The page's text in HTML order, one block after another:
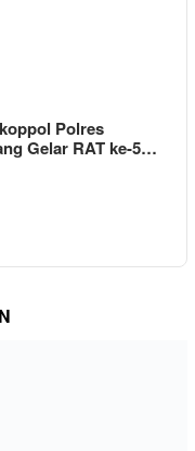
Polres
Gelar RAT ke-5…